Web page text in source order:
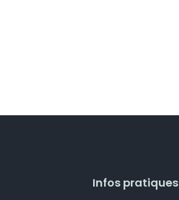
Infos pratiques